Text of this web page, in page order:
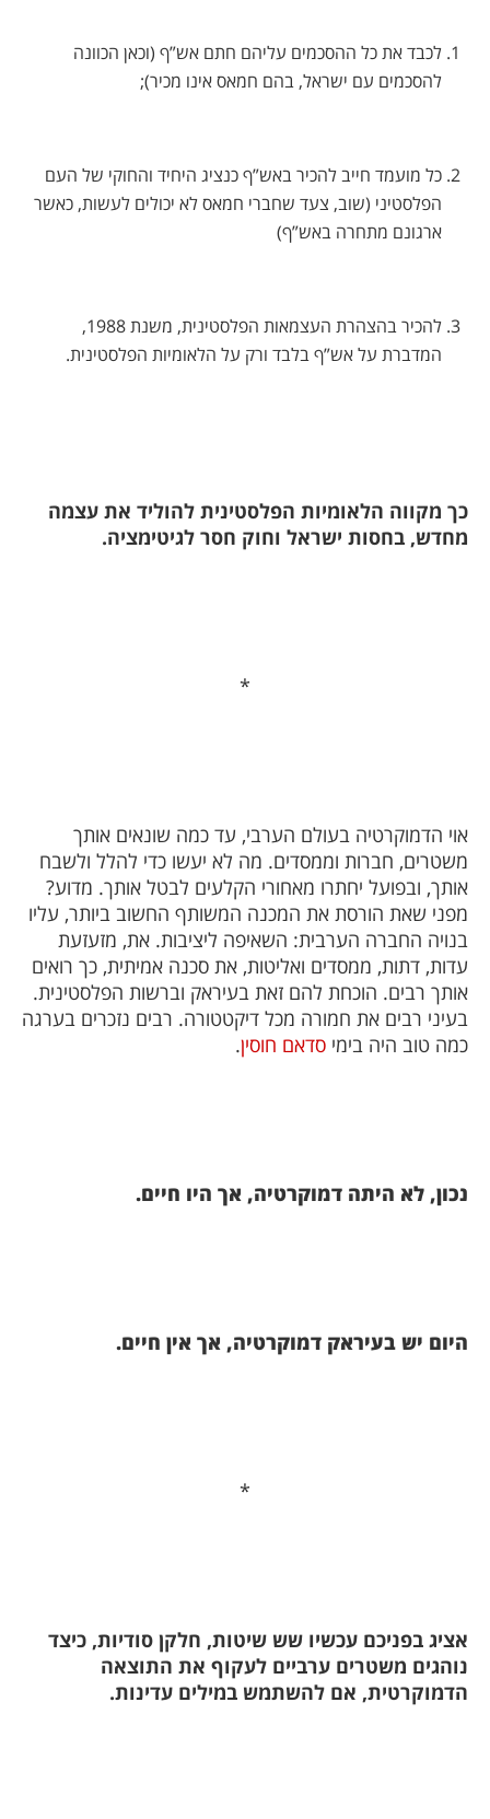
לכבד את כל ההסכמים עליהם חתם אש”ף (וכאן הכוונה
להסכמים עם ישראל, בהם חמאס אינו מכיר);
כל מועמד חייב להכיר באש”ף כנציג היחיד והחוקי של העם
הפלסטיני (שוב, צעד שחברי חמאס לא יכולים לעשות, כאשר
ארגונם מתחרה באש”ף)
להכיר בהצהרת העצמאות הפלסטינית, משנת 1988,
המדברת על אש”ף בלבד ורק על הלאומיות הפלסטינית.
כך מקווה הלאומיות הפלסטינית להוליד את עצמה
מחדש, בחסות ישראל וחוק חסר לגיטימציה.
*
אוי הדמוקרטיה בעולם הערבי, עד כמה שונאים אותך
משטרים, חברות וממסדים. מה לא יעשו כדי להלל ולשבח
אותך, ובפועל יחתרו מאחורי הקלעים לבטל אותך. מדוע?
מפני שאת הורסת את המכנה המשותף החשוב ביותר, עליו
בנויה החברה הערבית: השאיפה ליציבות. את, מזעזעת
עדות, דתות, ממסדים ואליטות, את סכנה אמיתית, כך רואים
אותך רבים. הוכחת להם זאת בעיראק וברשות הפלסטינית.
בעיני רבים את חמורה מכל דיקטטורה. רבים נזכרים בערגה
כמה טוב היה בימי סדאם חוסין.
נכון, לא היתה דמוקרטיה, אך היו חיים.
היום יש בעיראק דמוקרטיה, אך אין חיים.
*
אציג בפניכם עכשיו שש שיטות, חלקן סודיות, כיצד
נוהגים משטרים ערביים לעקוף את התוצאה
הדמוקרטית, אם להשתמש במילים עדינות.